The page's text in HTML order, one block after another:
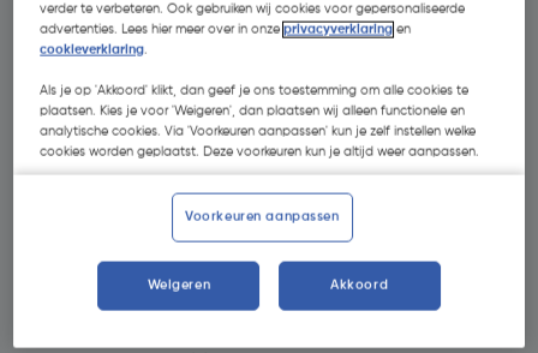
| Excl. btw € 3,27
verder te verbeteren. Ook gebruiken wij cookies voor gepersonaliseerde
advertenties. Lees hier meer over in onzeprivacyverklaring en
cookieverklaring.
Als je op 'Akkoord' klikt, dan geef je ons toestemming om alle cookies te
plaatsen. Kies je voor 'Weigeren', dan plaatsen wij alleen functionele en
analytische cookies. Via 'Voorkeuren aanpassen' kun je zelf instellen welke
cookies worden geplaatst. Deze voorkeuren kun je altijd weer aanpassen.
Voorkeuren aanpassen
Weigeren Akkoord